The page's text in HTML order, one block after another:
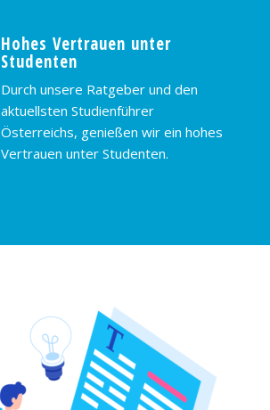
Hohes Vertrauen unter
Studenten
Durch unsere Ratgeber und den
aktuellsten Studienführer
Österreichs, genießen wir ein hohes
Vertrauen unter Studenten.